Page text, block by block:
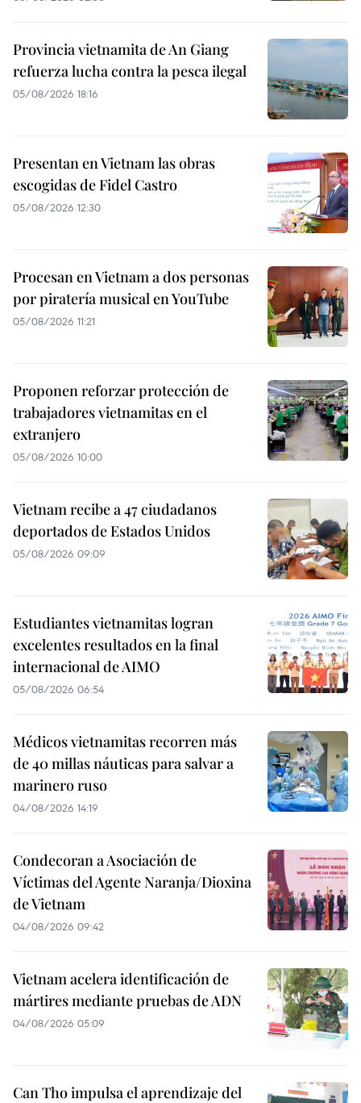
Provincia vietnamita de An Giang
refuerza lucha contra la pesca ilegal
05/08/2026 18:16
Presentan en Vietnam las obras
escogidas de Fidel Castro
05/08/2026 12:30
Procesan en Vietnam a dos personas
por piratería musical en YouTube
05/08/2026 11:21
Proponen reforzar protección de
trabajadores vietnamitas en el
extranjero
05/08/2026 10:00
Vietnam recibe a 47 ciudadanos
deportados de Estados Unidos
05/08/2026 09:09
Estudiantes vietnamitas logran
excelentes resultados en la final
internacional de AIMO
05/08/2026 06:54
Médicos vietnamitas recorren más
de 40 millas náuticas para salvar a
marinero ruso
04/08/2026 14:19
Condecoran a Asociación de
Víctimas del Agente Naranja/Dioxina
de Vietnam
04/08/2026 09:42
Vietnam acelera identificación de
mártires mediante pruebas de ADN
04/08/2026 05:09
Can Tho impulsa el aprendizaje del